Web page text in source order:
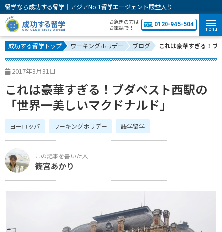
留学なら成功する留学｜アジアNo.1留学エージェント殿堂入り
お急ぎの方は
お電話で！
0120-945-504
menu
成功する留学トップ ワーキングホリデー ブログ これは豪華すぎる！ブ
2017年3月31日
これは豪華すぎる！ブダペスト西駅の
「世界一美しいマクドナルド」
ヨーロッパ ワーキングホリデー 語学留学
篠宮あかり